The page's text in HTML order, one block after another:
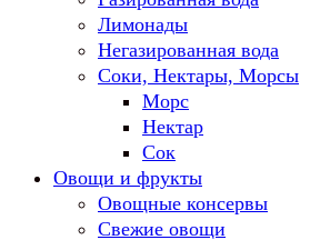
Лимонады
Негазированная вода
Соки, Нектары, Морсы
Морс
Нектар
Сок
Овощи и фрукты
Овощные консервы
Свежие овощи